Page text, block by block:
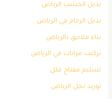
بديل الخشب الرياض
بديل الرخام في الرياض
بناء ملاحق بالرياض
تركيب مرايات في الرياض
تسليم مفتاح فلل
توريد نخل الرياض